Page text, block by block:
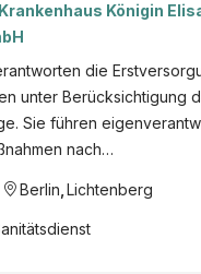
Königin
die
unter Berücksichtigung
Sie führen
nach…
Berlin Lichtenberg